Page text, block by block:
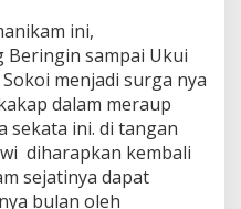
ini,
Beringin sampai Ukui
menjadi surga nya
dalam meraup
sekata ini. di tangan
diharapkan kembali
sejatinya dapat
bulan oleh